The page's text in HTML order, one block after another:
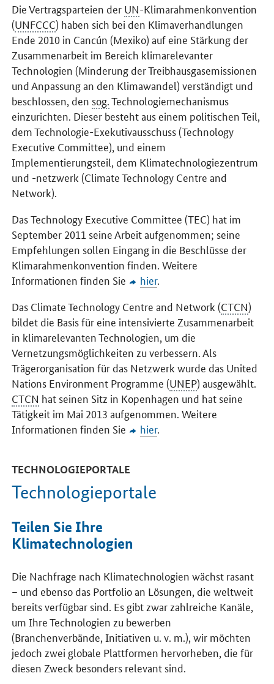
Die Vertragsparteien der UN-Klimarahmenkonvention
(UNFCCC) haben sich bei den Klimaverhandlungen
Ende 2010 in Cancún (Mexiko) auf eine Stärkung der
Zusammenarbeit im Bereich klimarelevanter
Technologien (Minderung der Treibhausgasemissionen
und Anpassung an den Klimawandel) verständigt und
beschlossen, den sog.Technologiemechanismus
einzurichten. Dieser besteht aus einem politischen Teil,
dem Technologie-Exekutivausschuss (Technology
Executive Committee), und einem
Implementierungsteil, dem Klimatechnologiezentrum
und -netzwerk (Climate Technology Centre and
Network).
DasTechnology Executive Committee (TEC) hat im
September 2011 seine Arbeit aufgenommen; seine
Empfehlungen sollen Eingang in die Beschlüsse der
Klimarahmenkonvention finden. Weitere
Informationen finden Sie
hier.
Das Climate Technology Centre and Network (CTCN)
bildet die Basis für eine intensivierte Zusammenarbeit
in klimarelevanten Technologien, um die
Vernetzungsmöglichkeiten zu verbessern. Als
Trägerorganisation für das Netzwerk wurde das United
Nations Environment Programme (UNEP) ausgewählt.
CTCN hat seinen Sitz in Kopenhagen und hat seine
Tätigkeit im Mai 2013 aufgenommen. Weitere
Informationen finden Sie
hier.
TECHNOLOGIEPORTALE
Technologieportale
Teilen Sie Ihre
Klimatechnologien
Die Nachfrage nach Klimatechnologien wächst rasant
– und ebenso das Portfolio an Lösungen, die weltweit
bereits verfügbar sind. Es gibt zwar zahlreiche Kanäle,
um Ihre Technologien zu bewerben
(Branchenverbände, Initiativen u. v. m.), wir möchten
jedoch zwei globale Plattformen hervorheben, die für
diesen Zweck besonders relevant sind.